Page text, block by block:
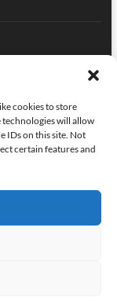
cookies to store
technologies will allow
IDs on this site. Not
certain features and
kapcsolat